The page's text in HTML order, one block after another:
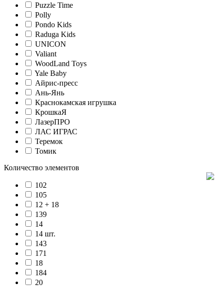
Puzzle Time
Polly
Pondo Kids
Raduga Kids
UNICON
Valiant
WoodLand Toys
Yale Baby
Айрис-пресс
Ань-Янь
Краснокамская игрушка
КрошкаЯ
ЛазерПРО
ЛАС ИГРАС
Теремок
Томик
Количество элементов
102
105
12 + 18
139
14
14 шт.
143
171
18
184
20